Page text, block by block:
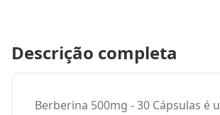
Descrição completa
Berberina 500mg - 30 Cápsulas